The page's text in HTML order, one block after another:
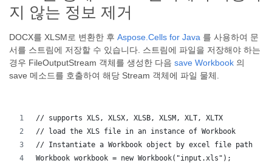
지 않는 정보 제거
DOCX를 XLSM로 변환한 후 Aspose.Cells for Java 를 사용하여 문
서를 스트림에 저장할 수 있습니다. 스트림에 파일을 저장해야 하는
경우 FileOutputStream 객체를 생성한 다음 save Workbook 의
save 메소드를 호출하여 해당 Stream 객체에 파일 물체.
// supports XLS, XLSX, XLSB, XLSM, XLT, XLTX
// load the XLS file in an instance of Workbook
// Instantiate a Workbook object by excel file path
Workbook workbook = new Workbook("input.xls");